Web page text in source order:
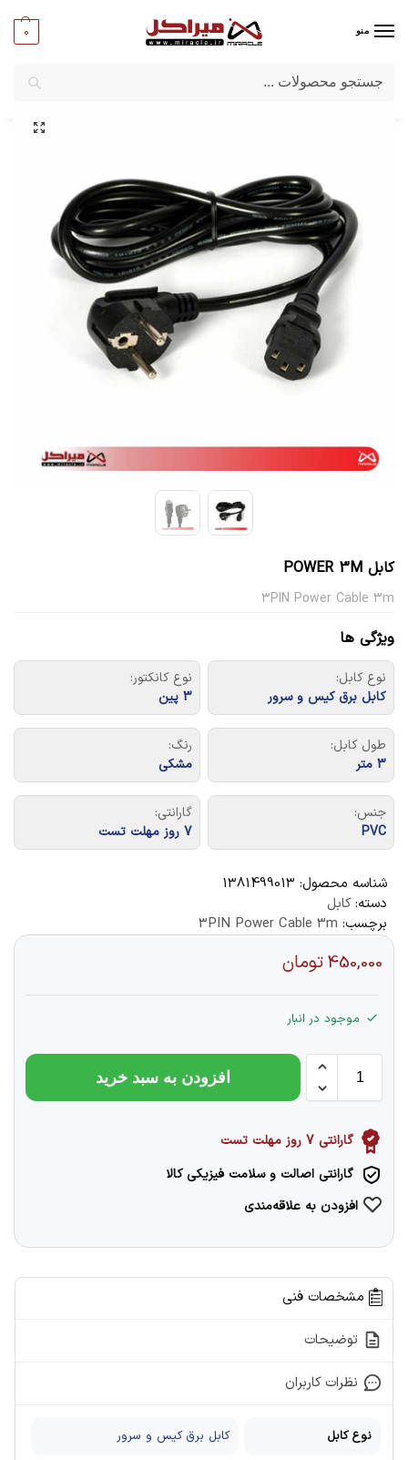
منو 0
میراکل/کامپیوتر/کابل
کابل POWER 3M
3PIN Power Cable 3m
ویژگی ها
نوع کابل:
کابل برق کیس و سرور
نوع کانکتور:
3 پین
طول کابل:
3 متر
رنگ:
مشکی
جنس:
PVC
گارانتی:
7 روز مهلت تست
شناسه محصول: 1381499013
دسته:کابل
برچسب: 3PIN Power Cable 3m
450,000تومان
موجود در انبار
افزودن به سبد خرید
گارانتی 7 روز مهلت تست
گارانتی اصالت و سلامت فیزیکی کالا
افزودن به علاقه‌مندی
مشخصات فنی
توضیحات
نظرات کاربران
نوع کابل کابل برق کیس و سرور